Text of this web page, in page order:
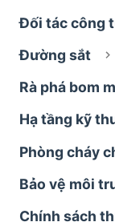
Đối tác công
Đường sắt
Rà phá bom
Hạ tầng kỹ
Phòng cháy
Bảo vệ môi
Chính sách